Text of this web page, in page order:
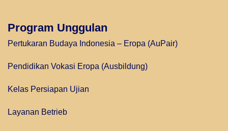
Program Unggulan
Pertukaran Budaya Indonesia – Eropa (AuPair)
Pendidikan Vokasi Eropa (Ausbildung)
Kelas Persiapan Ujian
Layanan Betrieb